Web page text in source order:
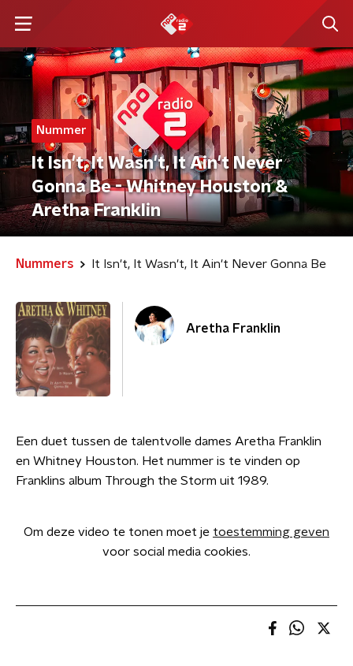
Nummer
It Isn't, It Wasn't, It Ain't Never
Gonna Be - Whitney Houston &
Aretha Franklin
Nummers It Isn't, It Wasn't, It Ain't Never Gonna Be
Aretha Franklin
Een duet tussen de talentvolle dames Aretha Franklin
en Whitney Houston. Het nummer is te vinden op
Franklins album Through the Storm uit 1989.
Om deze video te tonen moet je toestemming geven
voor social media cookies.